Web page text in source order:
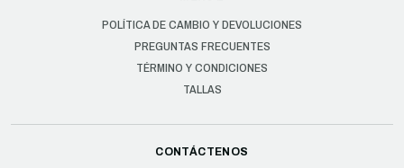
POLÍTICA DE CAMBIO Y DEVOLUCIONES
PREGUNTAS FRECUENTES
TÉRMINO Y CONDICIONES
TALLAS
CONTÁCTENOS